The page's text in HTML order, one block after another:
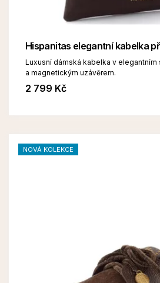
Hispanitas elegantní kabelka
Luxusní dámská kabelka v
a magnetickým uzávěrem.
2 799 Kč
NOVÁ KOLEKCE